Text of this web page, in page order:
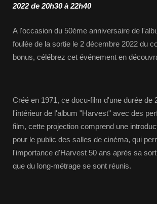
2022 de 20h30 à 22h40
A l'occasion du 50ème anniversaire de
foulée de la sortie le 2 décembre 2022 du
bonus, célébrez cet événement en
Créé en 1971, ce docu-film d'une durée
l'intérieur de l'album "Harvest" avec des
film, cette projection comprend une
pour le public des salles de cinéma, qui
l'importance d'Harvest 50 ans après sa
que du long-métrage se sont réunis.